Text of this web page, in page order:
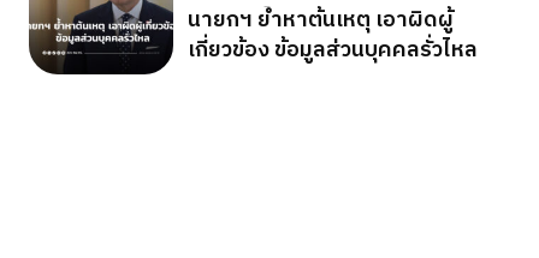
นายกฯ ย้ำหาต้นเหตุ เอาผิดผู้
เกี่ยวข้อง ข้อมูลส่วนบุคคลรั่วไหล